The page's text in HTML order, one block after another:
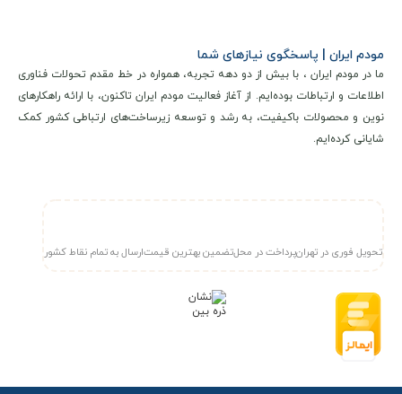
مودم ایران | پاسخگوی نیازهای شما
ما در مودم ایران ، با بیش از دو دهه تجربه، همواره در خط مقدم تحولات فناوری
اطلاعات و ارتباطات بوده‌ایم. از آغاز فعالیت مودم ایران تاکنون، با ارائه راهکارهای
نوین و محصولات باکیفیت، به رشد و توسعه زیرساخت‌های ارتباطی کشور کمک
شایانی کرده‌ایم.
تحویل فوری در تهرانپرداخت در محلتضمین بهترین قیمتارسال به تمام نقاط کشور